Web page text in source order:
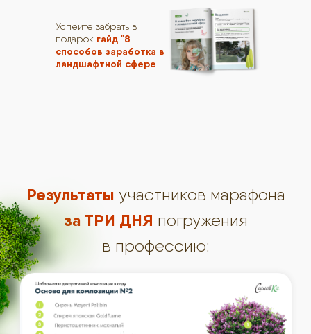
Успейте забрать в
подарок гайд "8
способов заработка в
ландшафтной сфере
Результаты участников марафона
за ТРИ ДНЯ погружения
в профессию: